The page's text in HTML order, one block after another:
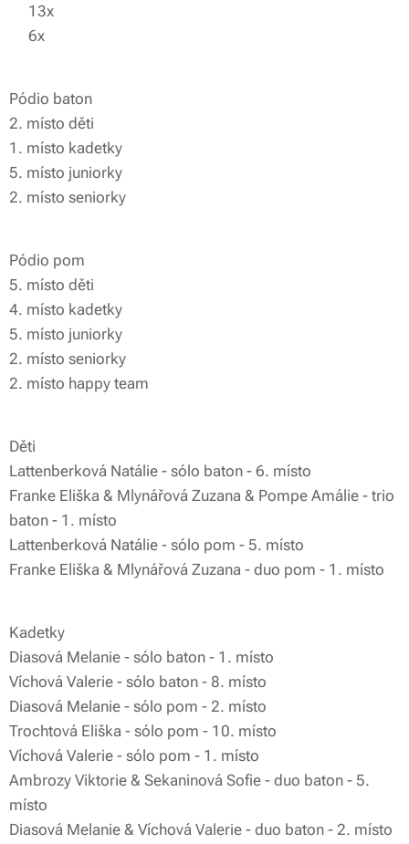
🥈13x
🥉6x
Pódio baton❤️
2. místo děti
1. místo kadetky
5. místo juniorky
2. místo seniorky
Pódio pom❤️
5. místo děti
4. místo kadetky
5. místo juniorky
2. místo seniorky
2. místo happy team
Děti🩷
Lattenberková Natálie - sólo baton - 6. místo
Franke Eliška & Mlynářová Zuzana & Pompe Amálie - trio
baton - 1. místo
Lattenberková Natálie - sólo pom - 5. místo
Franke Eliška & Mlynářová Zuzana - duo pom - 1. místo
Kadetky💚
Diasová Melanie - sólo baton - 1. místo
Víchová Valerie - sólo baton - 8. místo
Diasová Melanie - sólo pom - 2. místo
Trochtová Eliška - sólo pom - 10. místo
Víchová Valerie - sólo pom - 1. místo
Ambrozy Viktorie & Sekaninová Sofie - duo baton - 5.
místo
Diasová Melanie & Víchová Valerie - duo baton - 2. místo